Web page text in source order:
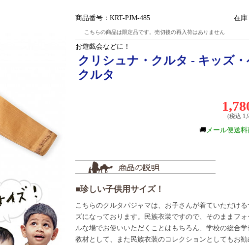
商品番号：KRT-PJM-485 在庫
こちらの商品は限定品です。売切後の再入荷はありません
お遊戯会などに！
クリシュナ・クルタ - キッズ
クルタ
(税込
🚚 メール便送料
■珍しい子供用サイズ！
こちらのクルタパジャマは、お子さんが着ていただける
ズになっております。民族衣装ですので、そのままフォ
ルな場でお使いいただくことはもちろん、学校の総合学
教材として、また民族衣装のコレクションとしてもお勧